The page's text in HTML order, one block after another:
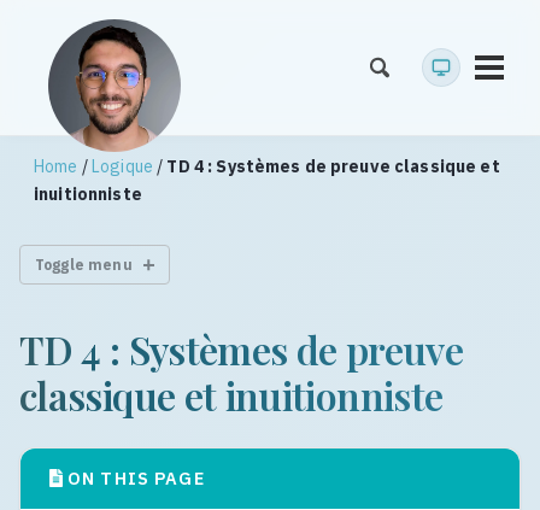
Home /Logique / TD 4 : Systèmes de preuve classique et
inuitionniste
Toggle menu
TD 4 : Systèmes de preuve
classique et inuitionniste
ON THIS PAGE